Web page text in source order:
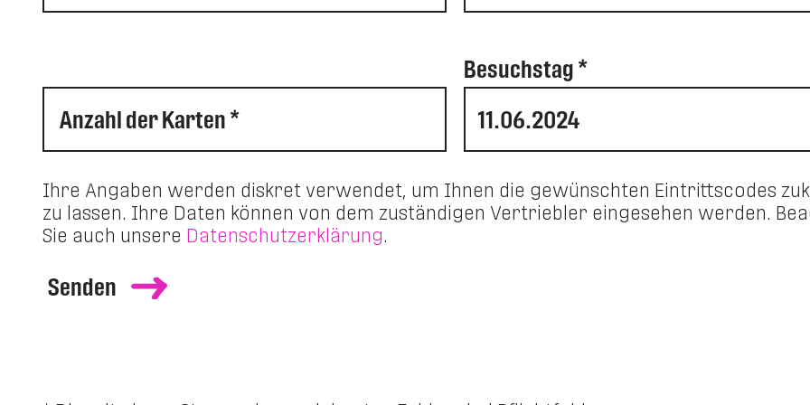
Anzahl der Karten *
Besuchstag *
Ihre Angaben werden diskret verwendet, um Ihnen die gewünschten Eintrittscodes
zu lassen. Ihre Daten können von dem zuständigen Vertriebler eingesehen werden.
Sie auch unsere Datenschutzerklärung.
Senden